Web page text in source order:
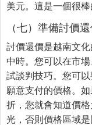
美元。這是一個很
（七）準備討價還
討價還價是越南文
中時。您可以在市
試談判技巧。您可
願意支付的價格。
折，您就會知道價
光，否則價格區域是